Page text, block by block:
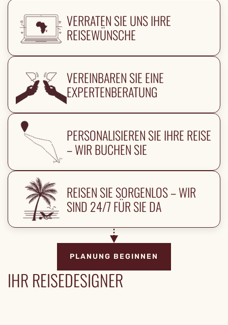
VERRATEN SIE UNS IHRE
REISEWÜNSCHE
VEREINBAREN SIE EINE
EXPERTENBERATUNG
PERSONALISIEREN SIE IHRE REISE
– WIR BUCHEN SIE
REISEN SIE SORGENLOS – WIR
SIND 24/7 FÜR SIE DA
PLANUNG BEGINNEN
IHR REISEDESIGNER